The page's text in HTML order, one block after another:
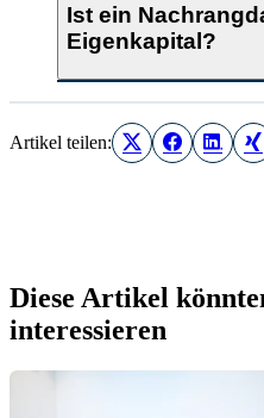
Ist ein
Eigenkapital?
Artikel teilen:
Diese Artikel
interessieren